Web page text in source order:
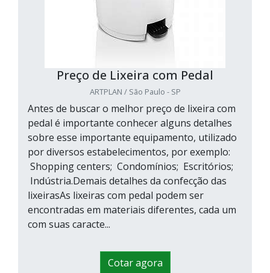
Preço de Lixeira com Pedal
ARTPLAN / São Paulo - SP
Antes de buscar o melhor preço de lixeira com
pedal é importante conhecer alguns detalhes
sobre esse importante equipamento, utilizado
por diversos estabelecimentos, por exemplo:
Shopping centers; Condomínios; Escritórios;
Indústria.Demais detalhes da confecção das
lixeirasAs lixeiras com pedal podem ser
encontradas em materiais diferentes, cada um
com suas caracte...
Cotar agora